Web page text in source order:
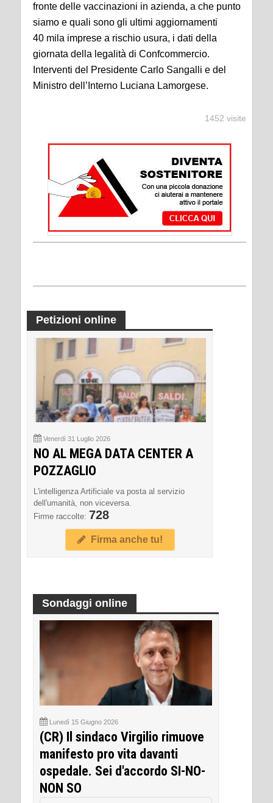
fronte delle vaccinazioni in azienda, a che punto
siamo e quali sono gli ultimi aggiornamenti
40 mila imprese a rischio usura, i dati della
giornata della legalità di Confcommercio.
Interventi del Presidente Carlo Sangalli e del
Ministro dell’Interno Luciana Lamorgese.
1452 visite
Petizioni online
Venerdì 31 Luglio 2026
NO AL MEGA DATA CENTER A
POZZAGLIO
L'intelligenza Artificiale va posta al servizio
dell'umanità, non viceversa.
Firme raccolte: 728
Firma anche tu!
Sondaggi online
Lunedì 15 Giugno 2026
(CR) Il sindaco Virgilio rimuove
manifesto pro vita davanti
ospedale. Sei d'accordo SI-NO-
NON SO